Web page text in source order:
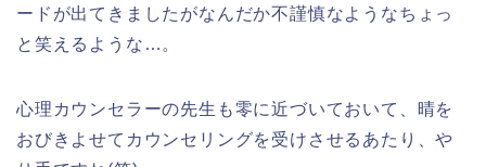
ードが出てきましたがなんだか不謹慎なようなちょっ
と笑えるような…。
心理カウンセラーの先生も零に近づいておいて、晴を
おびきよせてカウンセリングを受けさせるあたり、や